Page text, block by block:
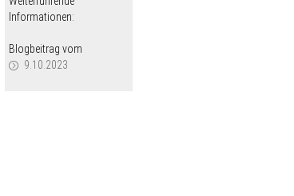
Informationen:
Blogbeitrag vom
9.10.2023